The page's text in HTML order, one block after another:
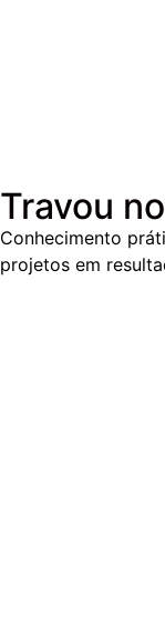
Travou
Conhecimento
projetos em